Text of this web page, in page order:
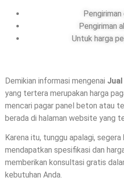
Pengiriman
Untuk harga
Demikian informasi mengenai
yang tertera merupakan harga
mencari pagar panel beton atau
berada di halaman website yang
Karena itu, tunggu apalagi,
mendapatkan spesifikasi dan
memberikan konsultasi gratis
kebutuhan Anda.